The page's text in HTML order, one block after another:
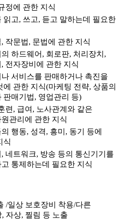
정에 관한 지식
읽고, 쓰고, 듣고 말하는데 필요한
작문법, 문법에 관한 지식
하드웨어, 회로판, 처리장치,
전자장비에 관한 지식
서비스를 판매하거나 촉진을
에 관한 지식(마케팅 전략, 상품의
판매기법, 영업관리 등)
련, 급여, 노사관계와 같은
관리에 관한 지식
행동, 성격, 흥미, 동기 등에
식
네트워크, 방송 등의 통신기기를
통제하는데 필요한 지식
/일상 보호장비 착용/다른
자상, 찔림 등 노출